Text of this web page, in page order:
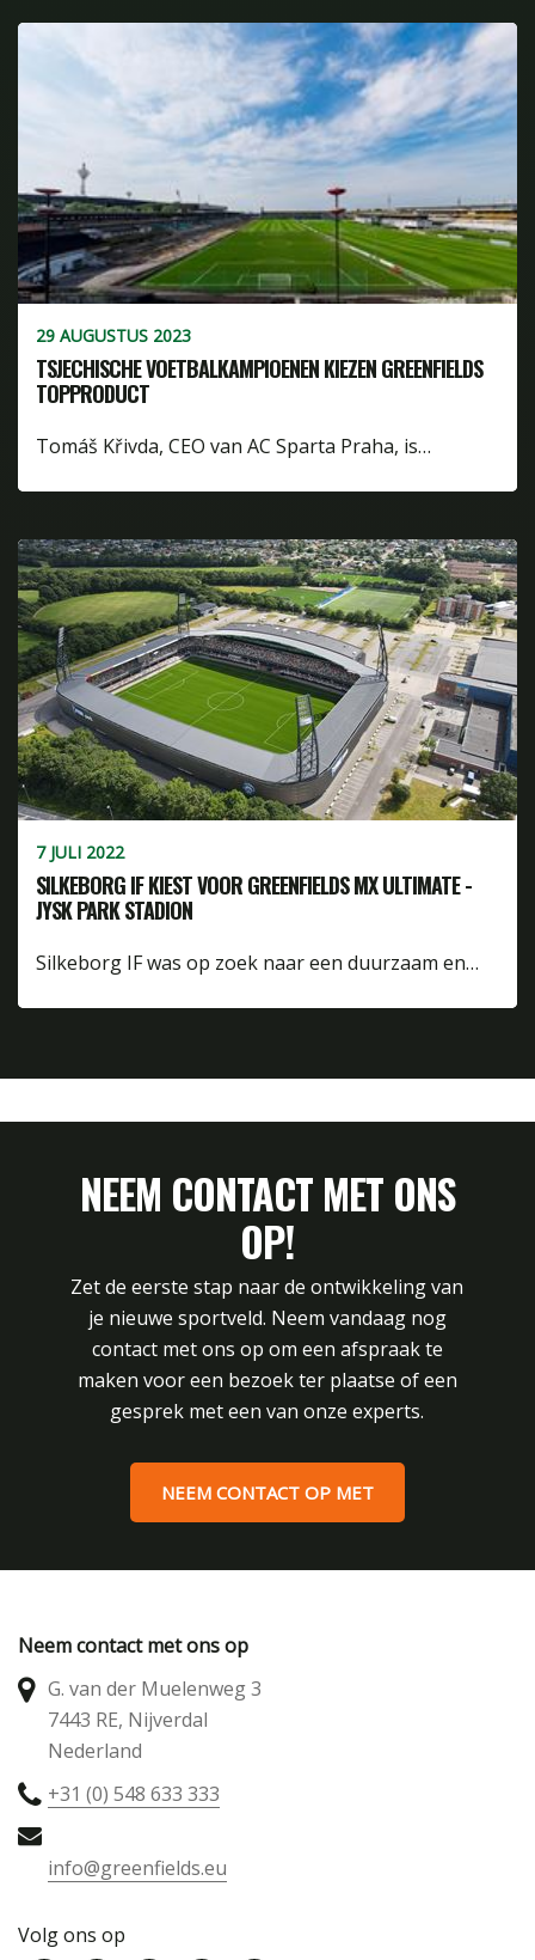
29 AUGUSTUS 2023
TSJECHISCHE VOETBALKAMPIOENEN KIEZEN GREENFIELDS
TOPPRODUCT
Tomáš Křivda, CEO van AC Sparta Praha, is…
7 JULI 2022
SILKEBORG IF KIEST VOOR GREENFIELDS MX ULTIMATE -
JYSK PARK STADION
Silkeborg IF was op zoek naar een duurzaam en…
NEEM CONTACT MET ONS
OP!
Zet de eerste stap naar de ontwikkeling van
je nieuwe sportveld. Neem vandaag nog
contact met ons op om een afspraak te
maken voor een bezoek ter plaatse of een
gesprek met een van onze experts.
NEEM CONTACT OP MET
Neem contact met ons op
G. van der Muelenweg 3
7443 RE, Nijverdal
Nederland
+31 (0) 548 633 333
info@greenfields.eu
Volg ons op